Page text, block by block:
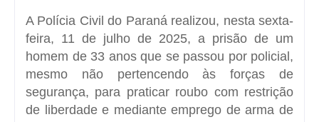
A Polícia Civil do Paraná realizou, nesta sexta-
feira, 11 de julho de 2025, a prisão de um
homem de 33 anos que se passou por policial,
mesmo não pertencendo às forças de
segurança, para praticar roubo com restrição
de liberdade e mediante emprego de arma de